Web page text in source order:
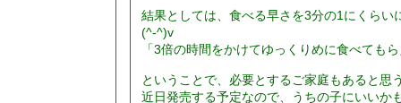
結果としては、食べる早さを3分の1にくらい
(^-^)v
「3倍の時間をかけてゆっくりめに食べても
ということで、必要とするご家庭もあると思
近日発売する予定なので、うちの子にいいか